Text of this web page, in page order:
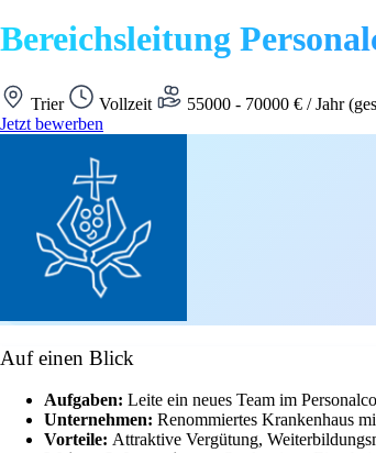
Bereichsleitung
Trier Vollzeit 55000 - 70000 € / Jahr
Jetzt bewerben
Auf einen Blick
Aufgaben: Leite ein neues Team im
Unternehmen: Renommiertes Krankenhaus
Vorteile: Attraktive Vergütung,